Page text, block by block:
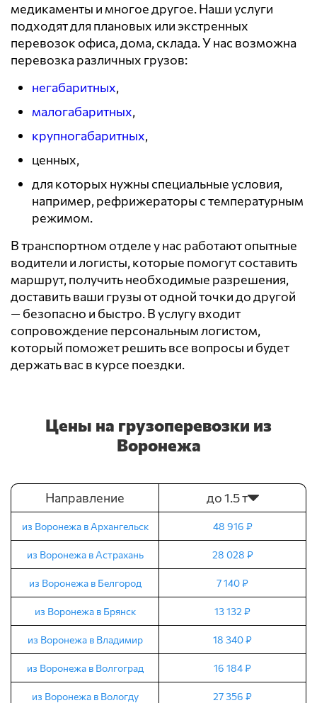
медикаменты и многое другое. Наши услуги
подходят для плановых или экстренных
перевозок офиса, дома, склада. У нас возможна
перевозка различных грузов:
негабаритных,
малогабаритных,
крупногабаритных,
ценных,
для которых нужны специальные условия,
например, рефрижераторы с температурным
режимом.
В транспортном отделе у нас работают опытные
водители и логисты, которые помогут составить
маршрут, получить необходимые разрешения,
доставить ваши грузы от одной точки до другой
— безопасно и быстро. В услугу входит
сопровождение персональным логистом,
который поможет решить все вопросы и будет
держать вас в курсе поездки.
Цены на грузоперевозки из
Воронежа
Направление до 1.5 т
из Воронежа в Архангельск 48 916 ₽
из Воронежа в Астрахань 28 028 ₽
из Воронежа в Белгород 7 140 ₽
из Воронежа в Брянск 13 132 ₽
из Воронежа в Владимир 18 340 ₽
из Воронежа в Волгоград 16 184 ₽
из Воронежа в Вологду 27 356 ₽